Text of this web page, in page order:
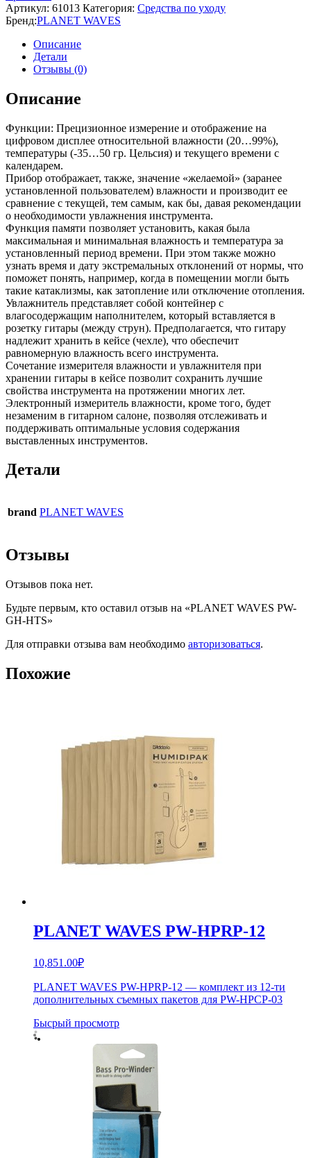
Артикул: 61013 Категория: Средства по уходу
Бренд:PLANET WAVES
Описание
Детали
Отзывы (0)
Описание
Функции: Прецизионное измерение и отображение на
цифровом дисплее относительной влажности (20…99%),
температуры (-35…50 гр. Цельсия) и текущего времени с
календарем.
Прибор отображает, также, значение «желаемой» (заранее
установленной пользователем) влажности и производит ее
сравнение с текущей, тем самым, как бы, давая рекомендации
о необходимости увлажнения инструмента.
Функция памяти позволяет установить, какая была
максимальная и минимальная влажность и температура за
установленный период времени. При этом также можно
узнать время и дату экстремальных отклонений от нормы, что
поможет понять, например, когда в помещении могли быть
такие катаклизмы, как затопление или отключение отопления.
Увлажнитель представляет собой контейнер с
влагосодержащим наполнителем, который вставляется в
розетку гитары (между струн). Предполагается, что гитару
надлежит хранить в кейсе (чехле), что обеспечит
равномерную влажность всего инструмента.
Сочетание измерителя влажности и увлажнителя при
хранении гитары в кейсе позволит сохранить лучшие
свойства инструмента на протяжении многих лет.
Электронный измеритель влажности, кроме того, будет
незаменим в гитарном салоне, позволяя отслеживать и
поддерживать оптимальные условия содержания
выставленных инструментов.
Детали
brand PLANET WAVES
Отзывы
Отзывов пока нет.
Будьте первым, кто оставил отзыв на «PLANET WAVES PW-
GH-HTS»
Для отправки отзыва вам необходимо авторизоваться.
Похожие
PLANET WAVES PW-HPRP-12
10,851.00₽
PLANET WAVES PW-HPRP-12 — комплект из 12-ти
дополнительных съемных пакетов для PW-HPCP-03
Бысрый просмотр